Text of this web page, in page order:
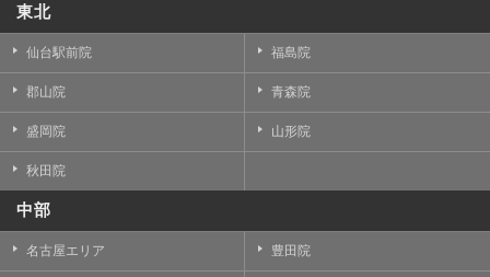
東北
仙台駅前院 福島院
郡山院 青森院
盛岡院 山形院
秋田院
中部
名古屋エリア 豊田院